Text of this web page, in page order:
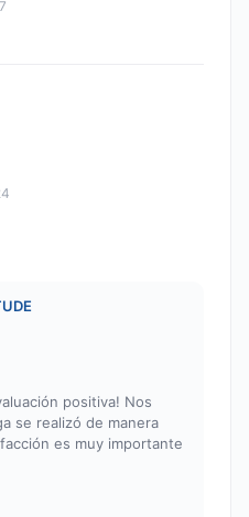
positiva! Nos
se realizó de manera
es muy importante